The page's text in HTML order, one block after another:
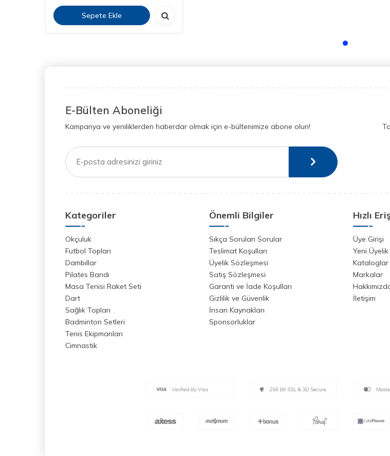
Sepete Ekle
E-Bülten Aboneliği
Kampanya ve yeniliklerden haberdar olmak için e-bültenimize abone olun!
Kategoriler
Okçuluk
Futbol Topları
Dambıllar
Pilates Bandı
Masa Tenisi Raket Seti
Dart
Sağlık Topları
Badminton Setleri
Tenis Ekipmanları
Cimnastik
Önemli Bilgiler
Sıkça Sorulan Sorular
Teslimat Koşulları
Üyelik Sözleşmesi
Satış Sözleşmesi
Garanti ve İade Koşulları
Gizlilik ve Güvenlik
İnsan Kaynakları
Sponsorluklar
Hızlı
Üye Girişi
Yeni Üyelik
Kataloglar
Markalar
İletişim